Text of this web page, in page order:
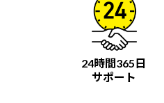
24時間365日
サポート